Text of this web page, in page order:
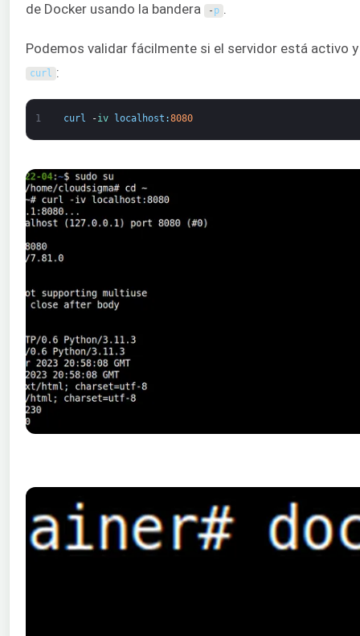
de Docker usando la bandera
- p .
Podemos validar fácilmente si el servidor está activo
curl :
1 curl -iv localhost :8080